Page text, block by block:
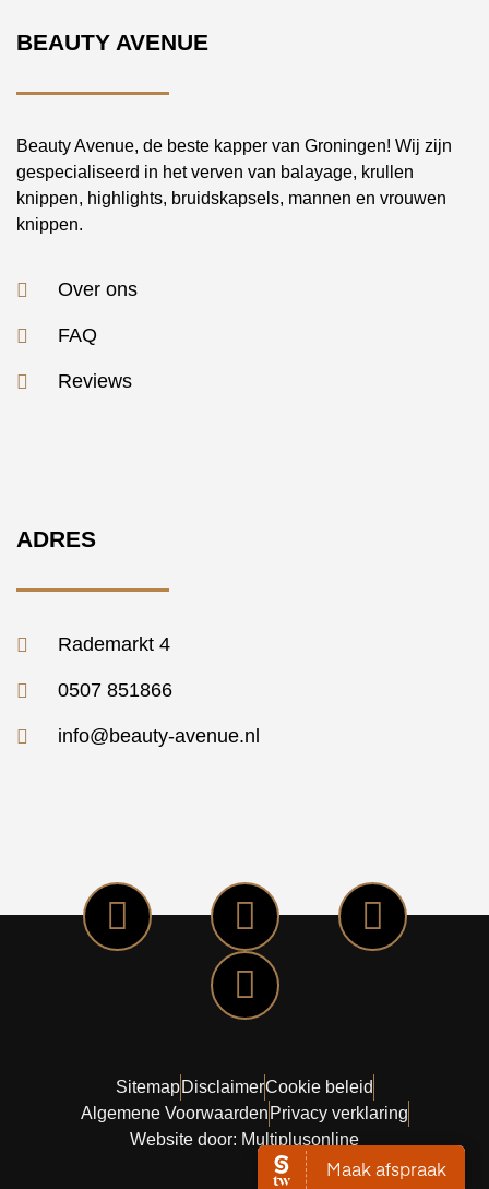
BEAUTY AVENUE
Beauty Avenue, de beste kapper van Groningen! Wij zijn
gespecialiseerd in het verven van balayage, krullen
knippen, highlights, bruidskapsels, mannen en vrouwen
knippen.
Over ons
FAQ
Reviews
ADRES
Rademarkt 4
0507 851866
info@beauty-avenue.nl
Sitemap DisclaimerCookie beleid
Algemene Voorwaarden Privacy verklaring
Website door: Multiplusonline